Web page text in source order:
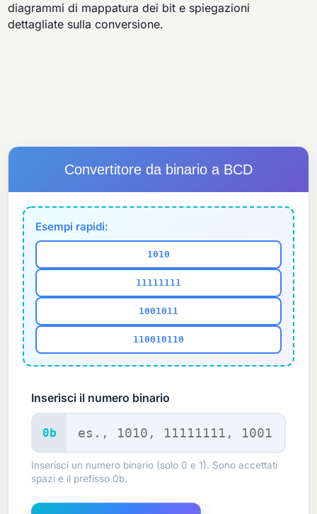
diagrammi di mappatura dei bit e spiegazioni
dettagliate sulla conversione.
Convertitore da binario a BCD
Esempi rapidi:
1010
11111111
1001011
110010110
Inserisci il numero binario
0b
Inserisci un numero binario (solo 0 e 1). Sono accettati
spazi e il prefisso 0b.